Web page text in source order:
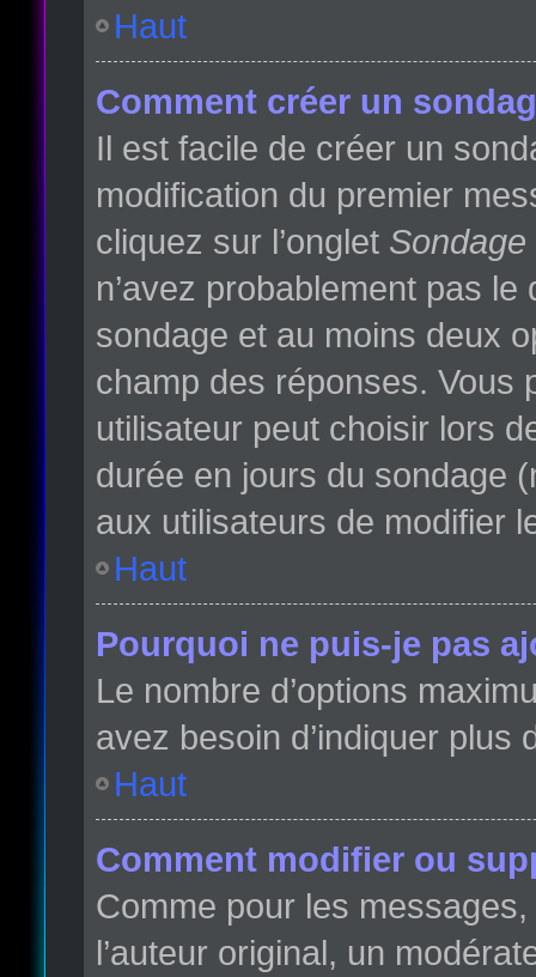
Haut
Comment créer un
Il est facile de créer un
modification du premier
cliquez sur l’onglet Sondage
n’avez probablement pas
sondage et au moins deux
champ des réponses. Vous
utilisateur peut choisir lors
durée en jours du sondage
aux utilisateurs de modifier
Haut
Pourquoi ne puis-je pas
Le nombre d’options
avez besoin d’indiquer plus
Haut
Comment modifier ou
Comme pour les
l’auteur original, un